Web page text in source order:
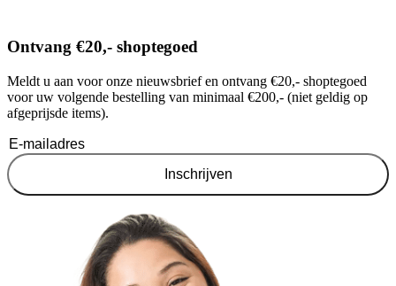
Ontvang €20,- shoptegoed
Meldt u aan voor onze nieuwsbrief en ontvang €20,- shoptegoed
voor uw volgende bestelling van minimaal €200,- (niet geldig op
afgeprijsde items).
Inschrijven